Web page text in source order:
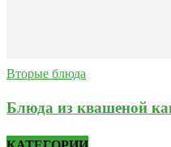
Вторые блюда
Блюда из квашеной